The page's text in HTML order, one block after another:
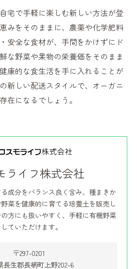
宅で手軽に楽しむ新しい方法が登
みをそのままに、農薬や化学肥料
安全な食材が、手間をかけずにド
な野菜や果物の栄養価をそのまま
康的な食生活を手に入れることが
新しい配送スタイルで、オーガニ
在になるでしょう。
ライフ株式会社
成分をバランス良く含み、種まきか
菜を健康的に育てる培養土を販売し
方にも扱いやすく、手軽に有機野菜
ていただけます。
〒297-0201
長生郡長柄町上野202-6